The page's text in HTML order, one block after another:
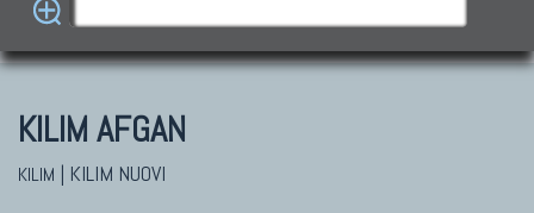
KILIM AFGAN
KILIM | KILIM NUOVI